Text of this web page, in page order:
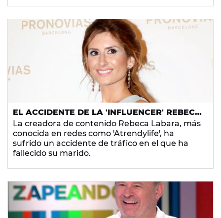
EL ACCIDENTE DE LA 'INFLUENCER' REBECA
LABARA (ATRENDYLIFE): LAS CAUSAS Y EL
FALLECIMIENTO DE SU MARIDO
La creadora de contenido Rebeca Labara, más
conocida en redes como 'Atrendylife', ha
sufrido un accidente de tráfico en el que ha
fallecido su marido.